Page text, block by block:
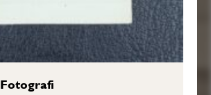
Fotografi